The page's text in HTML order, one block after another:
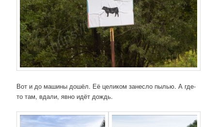
Вот и до машины дошёл. Её целиком занесло пылью. А где-
то там, вдали, явно идёт дождь.